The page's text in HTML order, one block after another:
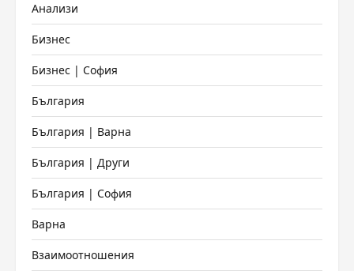
Анализи
Бизнес
Бизнес | София
България
България | Варна
България | Други
България | София
Варна
Взаимоотношения